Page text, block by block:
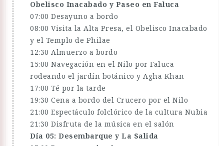
Obelisco Inacabado y Paseo en Faluca
07:00 Desayuno a bordo
08:00 Visita la Alta Presa, el Obelisco Inacabado
y el Templo de Philae
12:30 Almuerzo a bordo
15:00 Navegación en el Nilo por Faluca
rodeando el jardín botánico y Agha Khan
17:00 Té por la tarde
19:30 Cena a bordo del Crucero por el Nilo
21:00 Espectáculo folclórico de la cultura Nubia
21:30 Disfruta de la música en el salón
Día 05: Desembarque y La Salida